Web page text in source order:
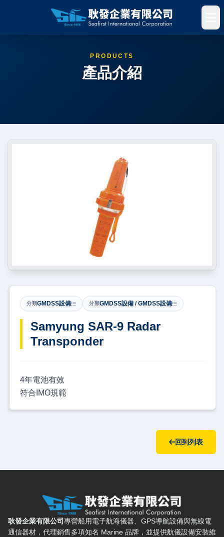
PRODUCTS
產品介紹
分類GMDSS設備 分類GMDSS設備 / GMDSS設備
Samyung SAR-9 Radar
Transponder
4年電池有效
符合IMO規範
回到列表
耿發企業有限公司 — 網站概要、主導覽與聯絡方式
耿發企業有限公司專營船用電子航海儀器、GPS導航設備與無線電
通信器材，代理銷售多項知名 Marine 品牌，並提供航儀設備安裝維